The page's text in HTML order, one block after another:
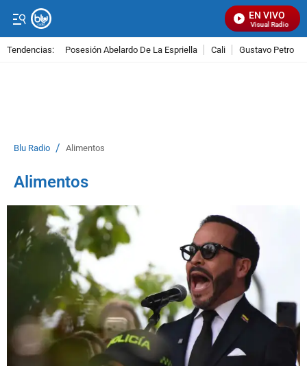
EN VIVO
Señal Visual Radio
Tendencias: Posesión Abelardo De La Espriella Cali Gustavo Petro
Blu Radio / Alimentos
Alimentos